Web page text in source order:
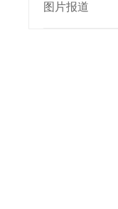
图片报道